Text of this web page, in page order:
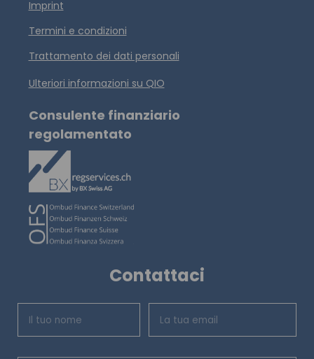
Imprint
Termini e condizioni
Trattamento dei dati personali
Ulteriori informazioni su QIO
Consulente finanziario
regolamentato
Contattaci